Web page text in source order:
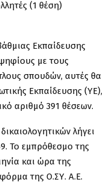
(1 θέση)
Εκπαίδευσης
με τους
σπουδών, αυτές θα
Εκπαίδευσης (ΥΕ),
αριθμό 391 θέσεων.
λήγει
Το εμπρόθεσμο της
και ώρα της
της Ο.ΣΥ. Α.Ε.